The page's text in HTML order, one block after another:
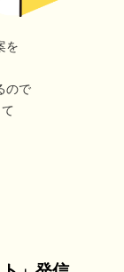
を
ので